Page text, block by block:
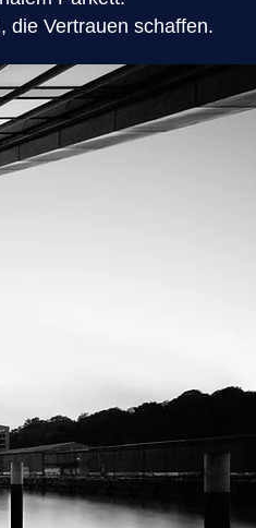
die Vertrauen schaffen.